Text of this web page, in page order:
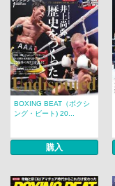
BOXING BEAT（ボクシ
ング・ビート) 20...
購入